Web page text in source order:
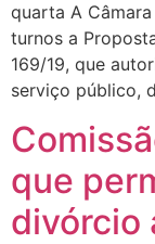
quarta A
turnos a
169/19, que
serviço público,
que
divórcio